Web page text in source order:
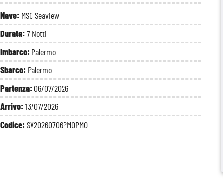
Nave: MSC Seaview
Durata:7 Notti
Imbarco: Palermo
Sbarco: Palermo
Partenza: 06/07/2026
Arrivo:13/07/2026
Codice:SV20260706PMOPMO